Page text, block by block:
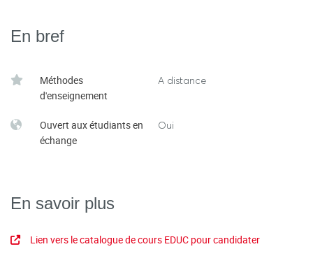
En bref
Méthodes
d'enseignement
A distance
Ouvert aux étudiants en
échange
Oui
En savoir plus
Lien vers le catalogue de cours EDUC pour candidater